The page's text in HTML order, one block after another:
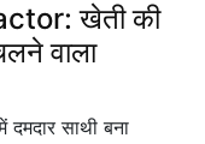
खेती की
वाला
साथी बना